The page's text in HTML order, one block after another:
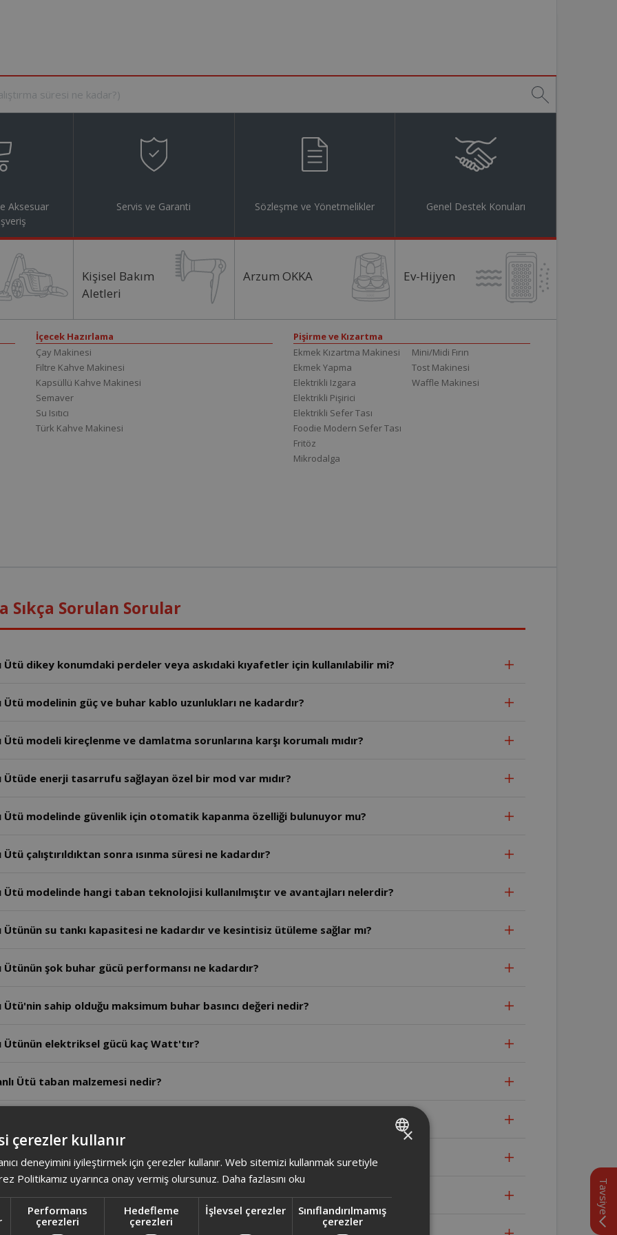
Aksesuar
Servis ve Garanti Sözleşme ve Yönetmelikler Genel Destek Konuları
Kişisel Bakım
Aletleri
Arzum OKKA Ev-Hijyen
İçecek Hazırlama
Çay Makinesi
Filtre Kahve Makinesi
Kapsüllü Kahve Makinesi
Semaver
Su Isıtıcı
Türk Kahve Makinesi
Pişirme ve Kızartma
Ekmek Kızartma Makinesi
Ekmek Yapma
Elektrikli Izgara
Elektrikli Pişirici
Elektrikli Sefer Tası
Foodie Modern Sefer Tası
Fritöz
Mikrodalga
Mini/Midi Fırın
Tost Makinesi
Waffle Makinesi
Sıkça Sorulan Sorular
Ütü dikey konumdaki perdeler veya askıdaki kıyafetler için kullanılabilir mi?
modelinin güç ve buhar kablo uzunlukları ne kadardır?
modeli kireçlenme ve damlatma sorunlarına karşı korumalı mıdır?
Ütüde enerji tasarrufu sağlayan özel bir mod var mıdır?
Ütü modelinde güvenlik için otomatik kapanma özelliği bulunuyor mu?
çalıştırıldıktan sonra ısınma süresi ne kadardır?
Ütü modelinde hangi taban teknolojisi kullanılmıştır ve avantajları nelerdir?
su tankı kapasitesi ne kadardır ve kesintisiz ütüleme sağlar mı?
şok buhar gücü performansı ne kadardır?
sahip olduğu maksimum buhar basıncı değeri nedir?
Ütünün elektriksel gücü kaç Watt'tır?
Ütü taban malzemesi nedir?
kumaş tanıma özelliği var mı?
Kazanlı Ütü'nün kumaşı tanıma özelliği var mı? Tavsiye
TURKISH
×
çerezler kullanır
deneyimini iyileştirmek için çerezler kullanır. Web sitemizi kullanmak suretiyle
Politikamız uyarınca onay vermiş olursunuz. Daha fazlasını oku
Performans
çerezleri
Hedefleme
çerezleri
İşlevsel çerezler
Sınıflandırılmamış
çerezler